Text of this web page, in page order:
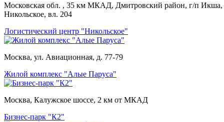
Московская обл. , 35 км МКАД, Дмитровский район, г/п Икша,
Никольское, вл. 204
Логистический центр "Никольское"
Москва, ул. Авиационная, д. 77-79
Жилой комплекс "Алые Паруса"
Москва, Калужское шоссе, 2 км от МКАД
Бизнес-парк "К2"